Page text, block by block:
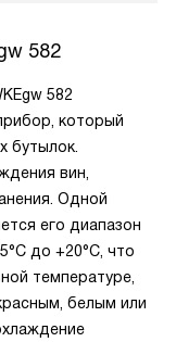
582
582
который
бутылок.
вин,
Одной
его диапазон
до +20°C, что
температуре,
белым или